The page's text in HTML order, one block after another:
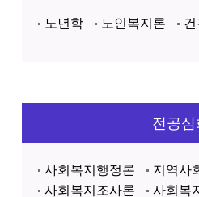
노년학 노인복지론
전공심
사회복지행정론
지역사
사회복지조사론
사회복